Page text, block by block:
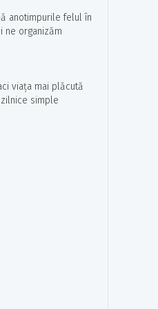
anotimpurile felul în
ne organizăm
viața mai plăcută
simple